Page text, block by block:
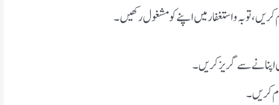
، توبہ و استغفار میں اپنے کو مشغول رکھیں۔
اپنانے سے گریز کریں ۔
کریں ۔